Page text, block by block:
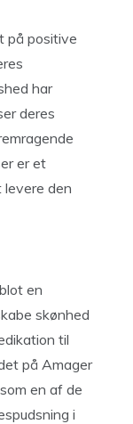
på positive
har
deres
er et
levere den
en
skønhed
til
på Amager
en af de
i